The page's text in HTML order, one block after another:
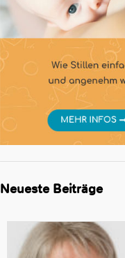
Neueste Beiträge